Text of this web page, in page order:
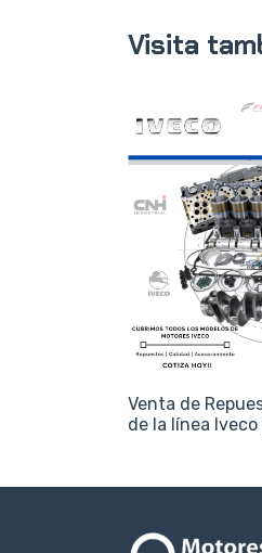
Visita
Venta de
de la línea